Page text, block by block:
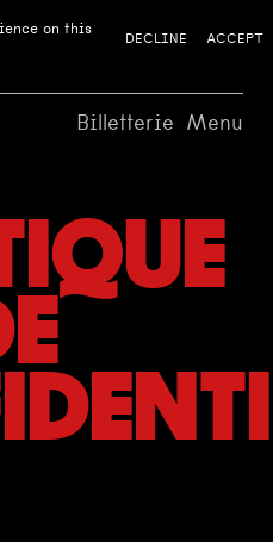
on this
DECLINE ACCEPT
Billetterie Menu